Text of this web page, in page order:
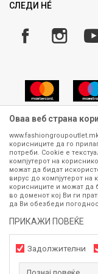
Замена и
Плаќање
СЛЕДИ НÉ
Сите информации
онлајн продавница се
меѓутоа не можеме да
пак дека сите
Фотографиите се
дојде до потреба за
контактирајте не
маил
Оваа веб страна
корисниците да го
потреби. Cookie е
компјутерот на
можат да бидат
вирус до компјутерот
корисниците и можат да
во доменот кој Ви ги
да Ви обезбеди
ПРИКАЖИ ПОВЕЌЕ
Задолжителни